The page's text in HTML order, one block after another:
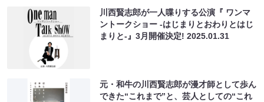
川西賢志郎が一人喋りする公演『 ワンマ
ントークショー -はじまりとおわりとはじ
まりと-』3月開催決定!2025.01.31
元・和牛の川西賢志郎が漫才師として歩ん
できた“これまで”と、芸人としての“これ